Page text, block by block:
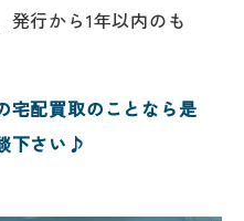
発行から1年以内のも
宅配買取のことなら是
下さい♪